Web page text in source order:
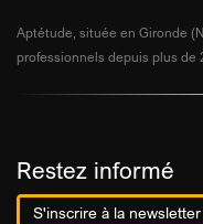
Aptétude, située en Gironde
professionnels depuis plus de
Restez informé
S'inscrire à la newsletter